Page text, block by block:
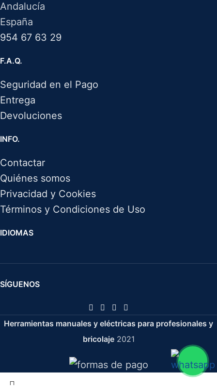
Andalucía
España
954 67 63 29
F.A.Q.
Seguridad en el Pago
Entrega
Devoluciones
INFO.
Contactar
Quiénes somos
Privacidad y Cookies
Términos y Condiciones de Uso
IDIOMAS
SÍGUENOS
Herramientas manuales y eléctricas para profesionales y
bricolaje 2021